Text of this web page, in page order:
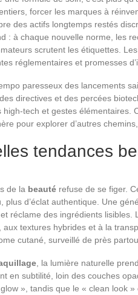
forcer les marques à
des actifs longtemps restés
: à chaque nouvelle norme, les
scrutent les étiquettes.
réglementaires et promesses
paresseux des lancements
directives et des percées
high-tech et gestes élémentaires.
pour explorer d’autres
tendances
de la beauté refuse de se figer.
plus d’éclat authentique. Une
réclame des ingrédients lisibles.
aux textures hybrides et à la
cutané, surveillé de près
, la lumière naturelle
en subtilité, loin des couches
», tandis que le « clean look